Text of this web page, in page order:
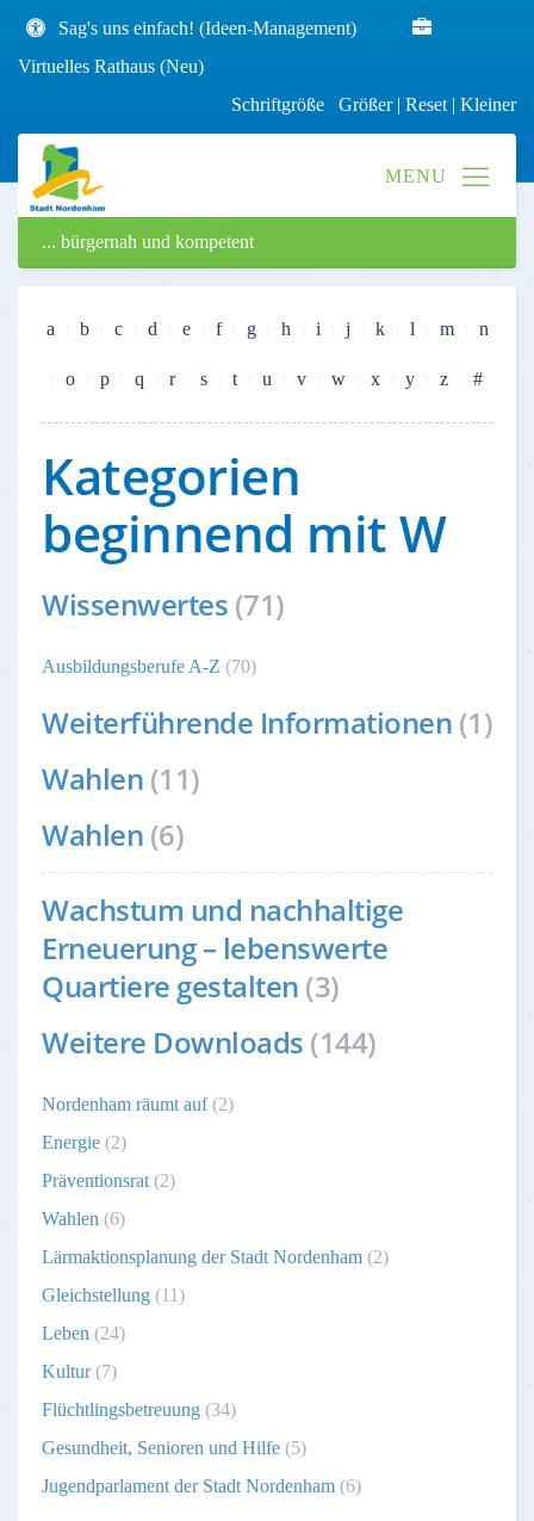
Sag's uns einfach! (Ideen-Management)
Virtuelles Rathaus (Neu)
Schriftgröße Größer| Reset | Kleiner
... bürgernah und kompetent
a b c d e f g h i j k l m n
o p q r s t u v w x y z #
Kategorien
beginnend mit W
Wissenwertes (71)
Ausbildungsberufe A-Z (70)
Weiterführende Informationen (1)
Wahlen (11)
Wahlen (6)
Wachstum und nachhaltige
Erneuerung – lebenswerte
Quartiere gestalten (3)
Weitere Downloads (144)
Nordenham räumt auf (2)
Energie (2)
Präventionsrat (2)
Wahlen (6)
Lärmaktionsplanung der Stadt Nordenham (2)
Gleichstellung (11)
Leben (24)
Kultur (7)
Flüchtlingsbetreuung (34)
Gesundheit, Senioren und Hilfe (5)
Jugendparlament der Stadt Nordenham (6)